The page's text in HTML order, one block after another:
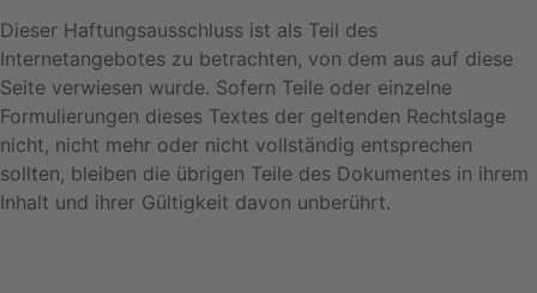
Dieser Haftungsausschluss ist als Teil des
Internetangebotes zu betrachten, von dem aus auf diese
Seite verwiesen wurde. Sofern Teile oder einzelne
Formulierungen dieses Textes der geltenden Rechtslage
nicht, nicht mehr oder nicht vollständig entsprechen
sollten, bleiben die übrigen Teile des Dokumentes in ihrem
Inhalt und ihrer Gültigkeit davon unberührt.